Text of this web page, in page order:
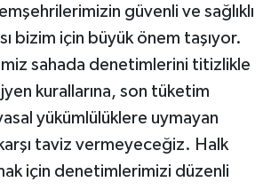
güvenli ve sağlıklı
bizim için büyük önem taşıyor.
sahada denetimlerini titizlikle
kurallarına, son tüketim
yükümlülüklere uymayan
taviz vermeyeceğiz. Halk
için denetimlerimizi düzenli